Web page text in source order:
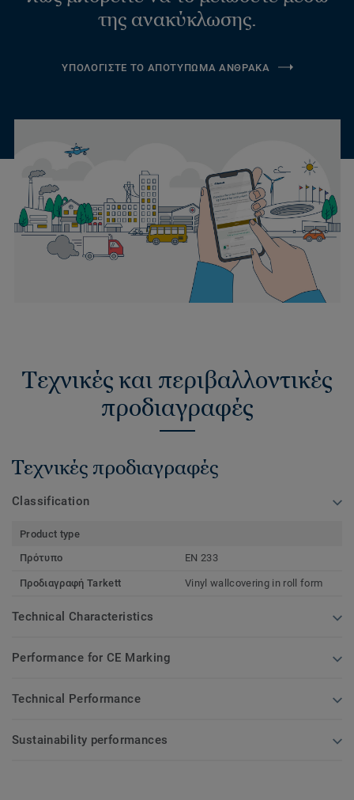
της ανακύκλωσης.
ΥΠΟΛΟΓΙΣΤΕ ΤΟ ΑΠΟΤΥΠΩΜΑ ΑΝΘΡΑΚΑ
Τεχνικές και περιβαλλοντικές
προδιαγραφές
Τεχνικές προδιαγραφές
Classification
Product type
Πρότυπο
EN 233
Προδιαγραφή Tarkett Vinyl wallcovering in roll form
Technical Characteristics
Performance for CE Marking
Technical Performance
Sustainability performances